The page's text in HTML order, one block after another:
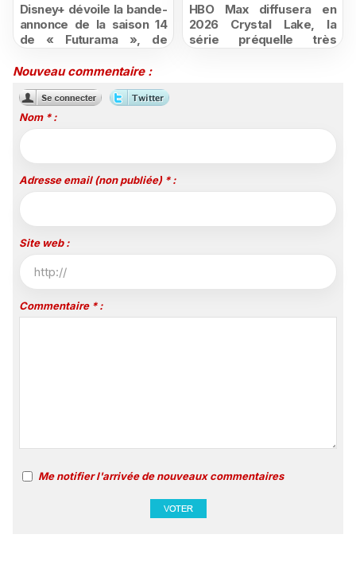
Disney+ dévoile la bande-
annonce de la saison 14
de « Futurama », de
HBO Max diffusera en
2026 Crystal Lake, la
série préquelle très
Nouveau commentaire :
Nom * :
Adresse email (non publiée) * :
Site web :
Commentaire * :
Me notifier l'arrivée de nouveaux commentaires